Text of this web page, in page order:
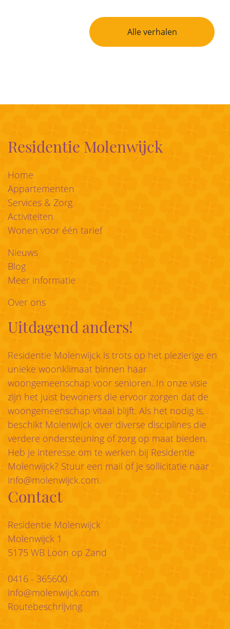
Bericht Navigatie
Alle verhalen
Residentie Molenwijck
Home
Appartementen
Services & Zorg
Activiteiten
Wonen voor één tarief
Nieuws
Blog
Meer informatie
Over ons
Uitdagend anders!
Residentie Molenwijck is trots op het plezierige en
unieke woonklimaat binnen haar
woongemeenschap voor senioren. In onze visie
zijn het juist bewoners die ervoor zorgen dat de
woongemeenschap vitaal blijft. Als het nodig is,
beschikt Molenwijck over diverse disciplines die
verdere ondersteuning of zorg op maat bieden.
Heb je interesse om te werken bij Residentie
Molenwijck? Stuur een mail of je sollicitatie naar
info@molenwijck.com.
Contact
Residentie Molenwijck
Molenwijck 1
5175 WB Loon op Zand
0416 - 365600
info@molenwijck.com
Routebeschrijving